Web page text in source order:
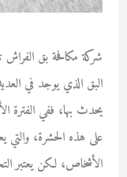
شركة مكافحة بق الفراش
البق الذي يوجد في
يحدث بها، ففي الفترة
على هذه الحشرة،
الأشخاص، لكن يعتبر